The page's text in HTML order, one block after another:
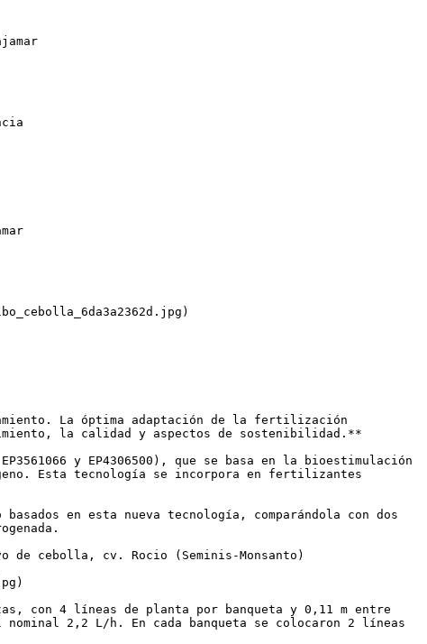
La óptima adaptación de la fertilización
la calidad y aspectos de sostenibilidad.**
y EP4306500), que se basa en la bioestimulación
Esta tecnología se incorpora en fertilizantes
en esta nueva tecnología, comparándola con dos
cebolla, cv. Rocio (Seminis-Monsanto)
con 4 líneas de planta por banqueta y 0,11 m entre
2,2 L/h. En cada banqueta se colocaron 2 líneas